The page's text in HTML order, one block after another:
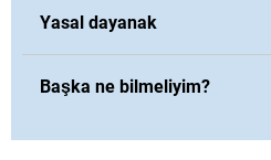
Yasal dayanak
Başka ne bilmeliyim?